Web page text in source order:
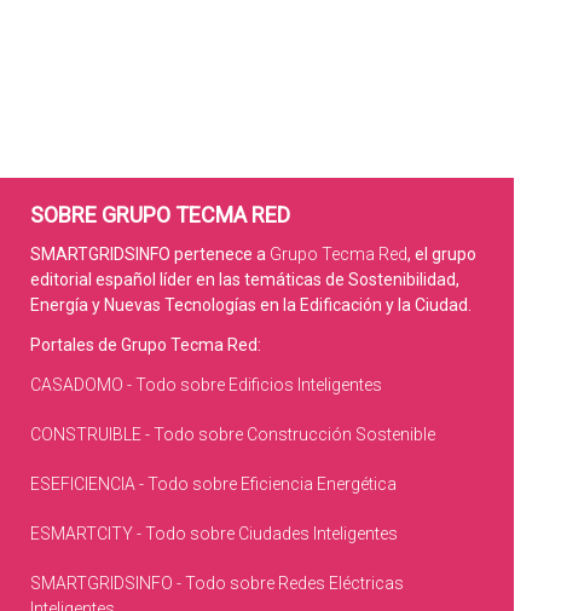
SOBRE GRUPO TECMA RED
SMARTGRIDSINFO pertenece a Grupo Tecma Red, el grupo
editorial español líder en las temáticas de Sostenibilidad,
Energía y Nuevas Tecnologías en la Edificación y la Ciudad.
Portales de Grupo Tecma Red:
CASADOMO - Todo sobre Edificios Inteligentes
CONSTRUIBLE - Todo sobre Construcción Sostenible
ESEFICIENCIA - Todo sobre Eficiencia Energética
ESMARTCITY - Todo sobre Ciudades Inteligentes
SMARTGRIDSINFO - Todo sobre Redes Eléctricas